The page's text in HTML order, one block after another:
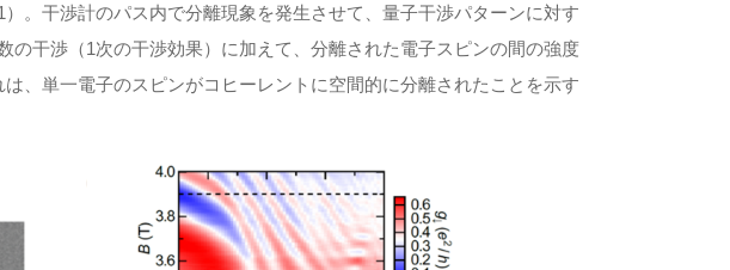
。干渉計のパス内で分離現象を発生させて、量子干渉パターンに対す
の干渉（1次の干渉効果）に加えて、分離された電子スピンの間の強度
、単一電子のスピンがコヒーレントに空間的に分離されたことを示す